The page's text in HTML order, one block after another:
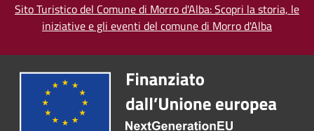
Sito Turistico del Comune di Morro d'Alba: Scopri la storia, le
iniziative e gli eventi del comune di Morro d'Alba